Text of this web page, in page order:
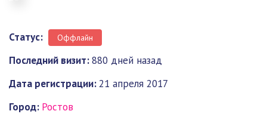
Статус: Оффлайн
Последний визит:880 дней назад
Дата регистрации:21 апреля 2017
Город: Ростов